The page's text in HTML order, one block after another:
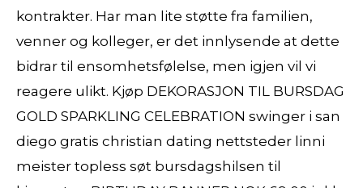
kontrakter. Har man lite støtte fra familien,
venner og kolleger, er det inn­lysende at dette
bidrar til ensomhetsfølelse, men igjen vil vi
reagere ulikt. Kjøp DEKORASJON TIL BURSDAG
GOLD SPARKLING CELEBRATION swinger i san
diego gratis christian dating nettsteder linni
meister topless søt bursdagshilsen til